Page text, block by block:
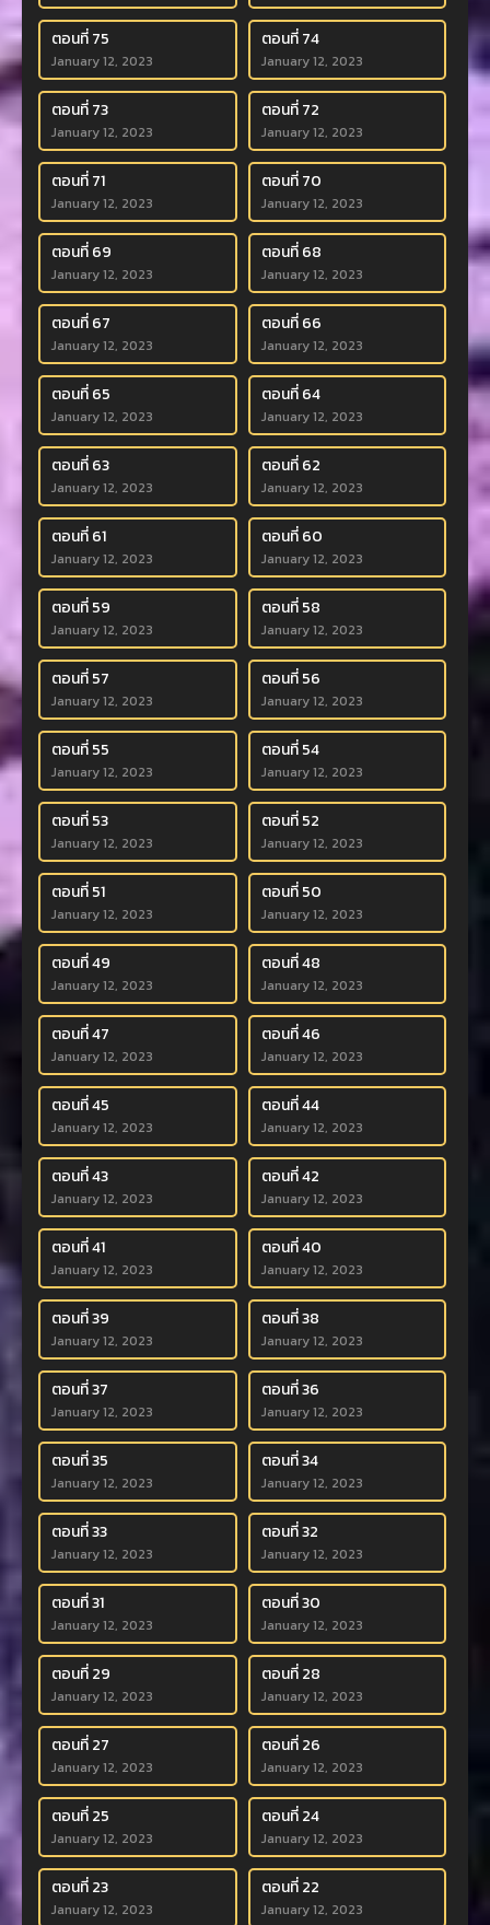
ตอนที่ 75
January 12, 2023
ตอนที่ 74
January 12, 2023
ตอนที่ 73
January 12, 2023
ตอนที่ 72
January 12, 2023
ตอนที่ 71
January 12, 2023
ตอนที่ 70
January 12, 2023
ตอนที่ 69
January 12, 2023
ตอนที่ 68
January 12, 2023
ตอนที่ 67
January 12, 2023
ตอนที่ 66
January 12, 2023
ตอนที่ 65
January 12, 2023
ตอนที่ 64
January 12, 2023
ตอนที่ 63
January 12, 2023
ตอนที่ 62
January 12, 2023
ตอนที่ 61
January 12, 2023
ตอนที่ 60
January 12, 2023
ตอนที่ 59
January 12, 2023
ตอนที่ 58
January 12, 2023
ตอนที่ 57
January 12, 2023
ตอนที่ 56
January 12, 2023
ตอนที่ 55
January 12, 2023
ตอนที่ 54
January 12, 2023
ตอนที่ 53
January 12, 2023
ตอนที่ 52
January 12, 2023
ตอนที่ 51
January 12, 2023
ตอนที่ 50
January 12, 2023
ตอนที่ 49
January 12, 2023
ตอนที่ 48
January 12, 2023
ตอนที่ 47
January 12, 2023
ตอนที่ 46
January 12, 2023
ตอนที่ 45
January 12, 2023
ตอนที่ 44
January 12, 2023
ตอนที่ 43
January 12, 2023
ตอนที่ 42
January 12, 2023
ตอนที่ 41
January 12, 2023
ตอนที่ 40
January 12, 2023
ตอนที่ 39
January 12, 2023
ตอนที่ 38
January 12, 2023
ตอนที่ 37
January 12, 2023
ตอนที่ 36
January 12, 2023
ตอนที่ 35
January 12, 2023
ตอนที่ 34
January 12, 2023
ตอนที่ 33
January 12, 2023
ตอนที่ 32
January 12, 2023
ตอนที่ 31
January 12, 2023
ตอนที่ 30
January 12, 2023
ตอนที่ 29
January 12, 2023
ตอนที่ 28
January 12, 2023
ตอนที่ 27
January 12, 2023
ตอนที่ 26
January 12, 2023
ตอนที่ 25
January 12, 2023
ตอนที่ 24
January 12, 2023
ตอนที่ 23
January 12, 2023
ตอนที่ 22
January 12, 2023